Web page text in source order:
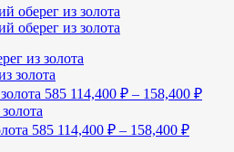
585 114,400 ₽ – 158,400 ₽
585 114,400 ₽ – 158,400 ₽